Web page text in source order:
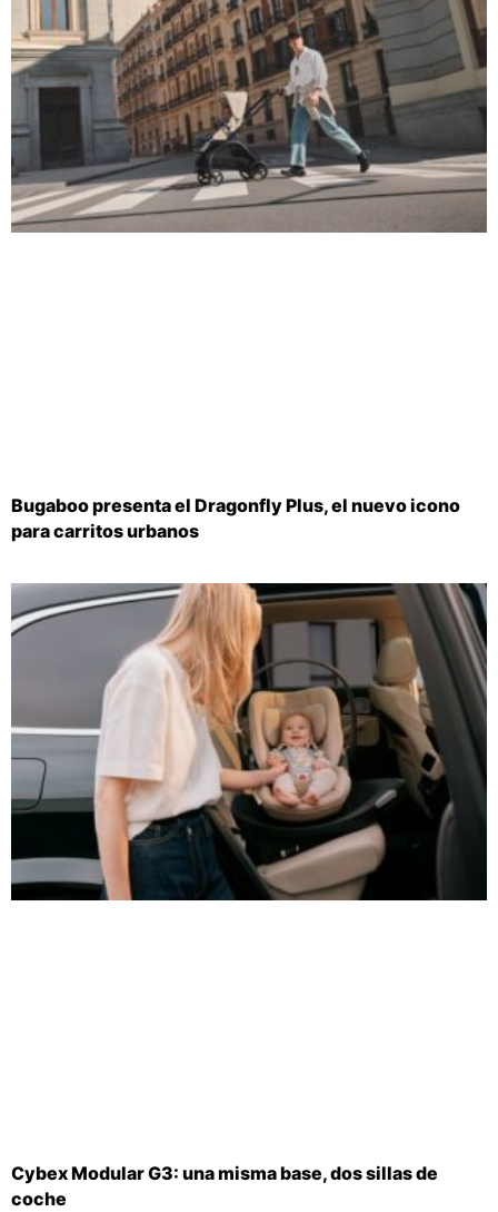
Bugaboo presenta el Dragonfly Plus, el nuevo icono
para carritos urbanos
Cybex Modular G3: una misma base, dos sillas de
coche